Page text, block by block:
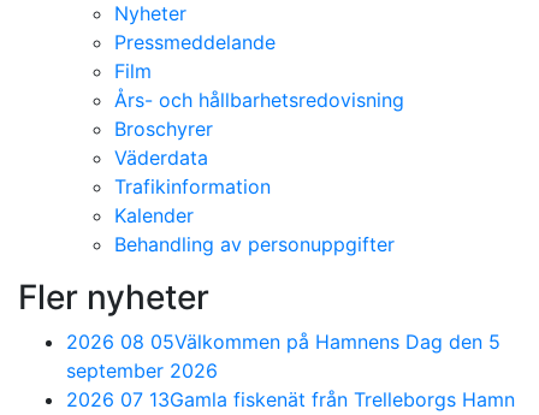
Nyheter
Pressmeddelande
Film
Års- och hållbarhetsredovisning
Broschyrer
Väderdata
Trafikinformation
Kalender
Behandling av personuppgifter
Fler nyheter
2026 08 05Välkommen på Hamnens Dag den 5
september 2026
2026 07 13Gamla fiskenät från Trelleborgs Hamn